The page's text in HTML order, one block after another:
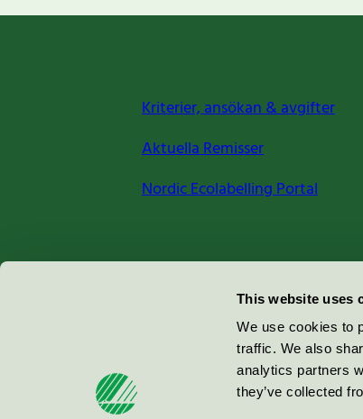
This website uses
We use cookies to
traffic. We also
analytics partners
they’ve collected
Kriterier, ansökan & avgifter
Aktuella Remisser
Nordic Ecolabelling Portal
Miljömärkning Sverige AB
100 64